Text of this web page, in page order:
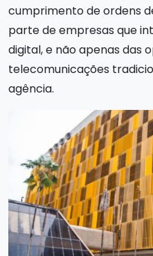
cumprimento de ordens
parte de empresas que
digital, e não apenas das
telecomunicações
agência.